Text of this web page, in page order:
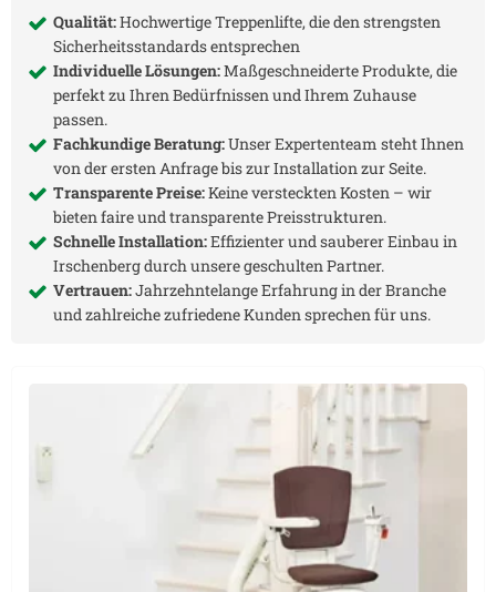
Qualität:Hochwertige Treppenlifte, die den strengsten
Sicherheitsstandards entsprechen
Individuelle Lösungen:Maßgeschneiderte Produkte, die
perfekt zu Ihren Bedürfnissen und Ihrem Zuhause
passen.
Fachkundige Beratung:Unser Expertenteam steht Ihnen
von der ersten Anfrage bis zur Installation zur Seite.
Transparente Preise:Keine versteckten Kosten – wir
bieten faire und transparente Preisstrukturen.
Schnelle Installation:Effizienter und sauberer Einbau in
Irschenbergdurch unsere geschulten Partner.
Vertrauen:Jahrzehntelange Erfahrung in der Branche
und zahlreiche zufriedene Kunden sprechen für uns.